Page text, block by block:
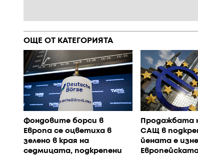
ОЩЕ ОТ КАТЕГОРИЯТА
Фондовите борси в
Европа се оцветиха в
зелено в края на
седмицата, подкрепени
Продажбата
САЩ в
йената е